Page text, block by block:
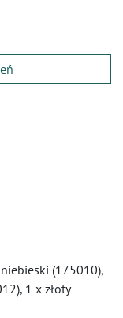
(175010),
1 x złoty